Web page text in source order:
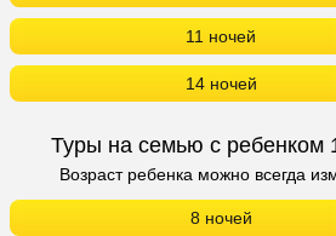
11 ночей
14 ночей
Туры на семью с ребенком
Возраст ребенка можно всегда
8 ночей